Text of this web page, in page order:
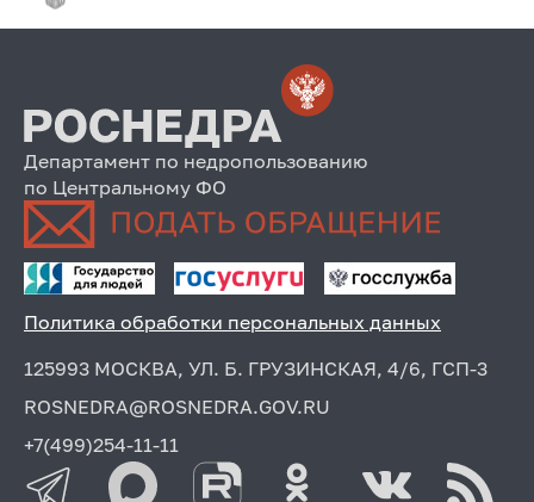
Департамент по недропользованию
по Центральному ФО
Политика обработки персональных данных
125993 МОСКВА, УЛ. Б. ГРУЗИНСКАЯ, 4/6, ГСП-3
ROSNEDRA@ROSNEDRA.GOV.RU
+7(499)254-11-11